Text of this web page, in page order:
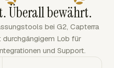
Überall bewährt.
bei G2, Capterra
Lob für
und Support.